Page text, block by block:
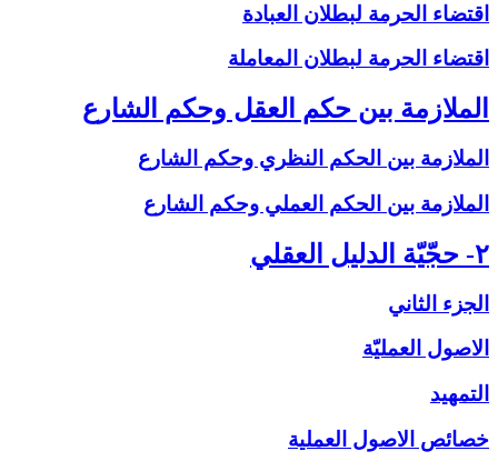
اقتضاء الحرمة لبطلان العبادة
اقتضاء الحرمة لبطلان المعاملة
الملازمة بين حكم العقل وحكم الشارع‏
الملازمة بين الحكم النظري وحكم الشارع
الملازمة بين الحكم العملي وحكم الشارع
۲- حجّيّة الدليل العقلي‏
الجزء الثاني
الاصول العمليّة
التمهيد
خصائص الاصول العملية